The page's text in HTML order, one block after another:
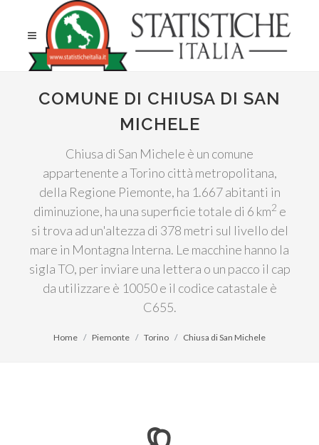
COMUNE DI CHIUSA DI SAN
MICHELE
Chiusa di San Michele è un comune
appartenente a Torino città metropolitana,
della Regione Piemonte, ha 1.667 abitanti in
diminuzione, ha una superficie totale di 6 km2 e
si trova ad un'altezza di 378 metri sul livello del
mare in Montagna Interna. Le macchine hanno la
sigla TO, per inviare una lettera o un pacco il cap
da utilizzare è 10050 e il codice catastale è
C655.
Home Piemonte Torino Chiusa di San Michele